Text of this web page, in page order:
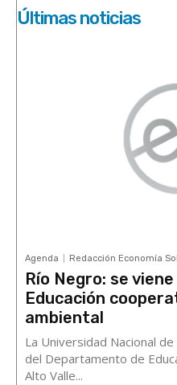
Últimas noticias
Agenda Redacción Economía
Río Negro: se
Educación
ambiental
La Universidad Nacional
del Departamento de
Alto Valle...